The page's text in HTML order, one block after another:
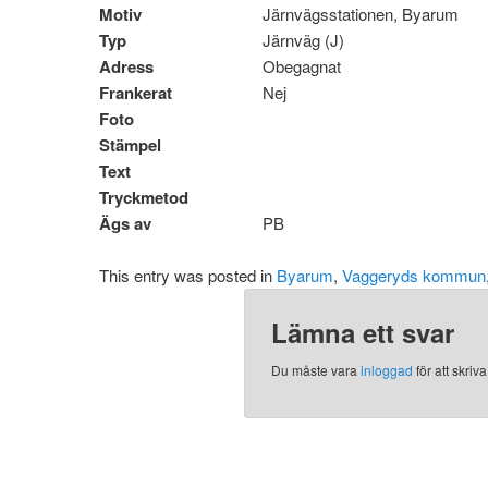
Motiv Järnvägsstationen, Byarum
Typ Järnväg (J)
Adress Obegagnat
Frankerat Nej
Foto
Stämpel
Text
Tryckmetod
Ägs av
PB
This entry was posted in Byarum, Vaggeryds kommun
Lämna ett svar
Du måste varainloggad för att